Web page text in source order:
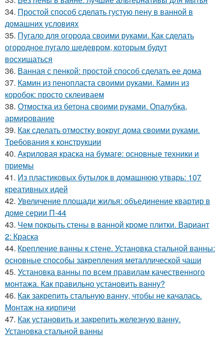
34. Простой способ сделать густую пену в ванной в
домашних условиях
35. Пугало для огорода своими руками. Как сделать
огородное пугало шедевром, которым будут
восхищаться
36. Ванная с пенкой: простой способ сделать ее дома
37. Камин из пенопласта своими руками. Камин из
коробок: просто склеиваем
38. Отмостка из бетона своими руками. Опалубка,
армирование
39. Как сделать отмостку вокруг дома своими руками.
Требования к конструкции
40. Акриловая краска на бумаге: основные техники и
приемы
41. Из пластиковых бутылок в домашнюю утварь: 107
креативных идей
42. Увеличение площади жилья: объединение квартир в
доме серии П-44
43. Чем покрыть стены в ванной кроме плитки. Вариант
2: Краска
44. Крепление ванны к стене. Установка стальной ванны:
основные способы закрепления металлической чаши
45. Установка ванны по всем правилам качественного
монтажа. Как правильно установить ванну?
46. Как закрепить стальную ванну, чтобы не качалась.
Монтаж на кирпичи
47. Как установить и закрепить железную ванну.
Установка стальной ванны